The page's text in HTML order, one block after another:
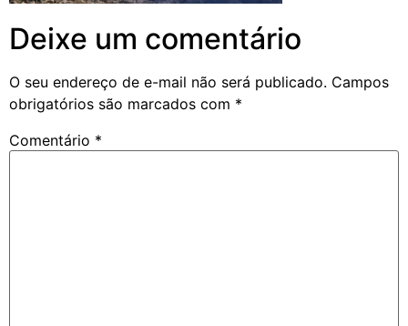
Deixe um comentário
O seu endereço de e-mail não será publicado. Campos
obrigatórios são marcados com *
Comentário *